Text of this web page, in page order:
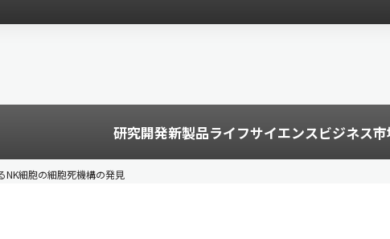
研究開発新製品ライフサイエンスビジネス
NK細胞の細胞死機構の発見